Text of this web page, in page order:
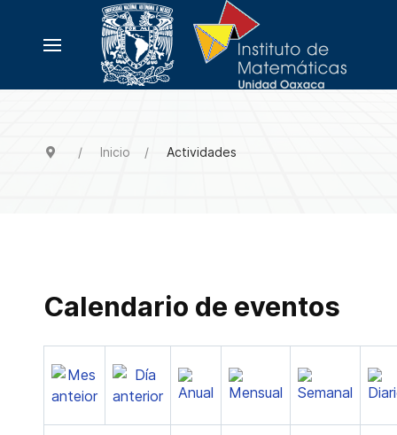
Inicio Actividades
Calendario de eventos